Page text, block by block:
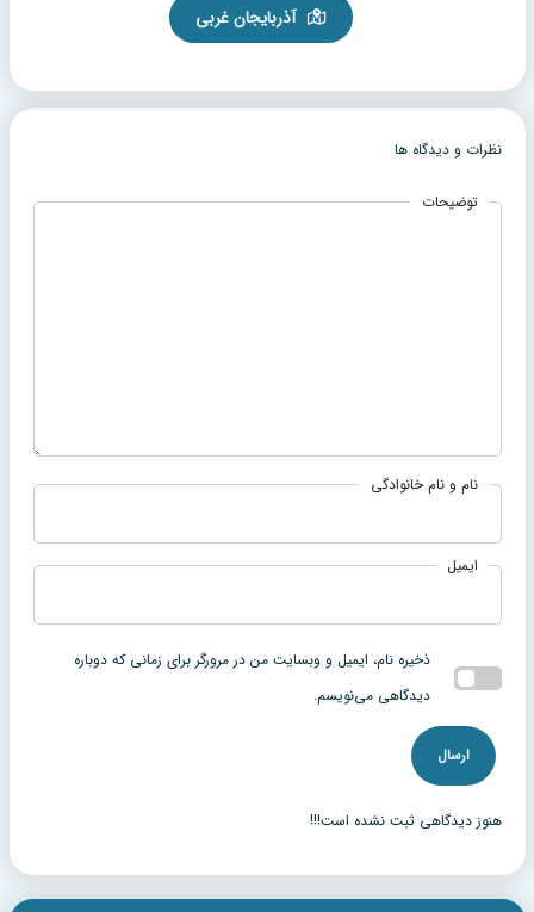
آذربایجان غربی
نظرات و دیدگاه ها
توضیحات
نام و نام خانوادگی
ایمیل
ذخیره نام، ایمیل و وبسایت من در مرورگر برای زمانی که دوباره
دیدگاهی می‌نویسم.
هنوز دیدگاهی ثبت نشده است!!!